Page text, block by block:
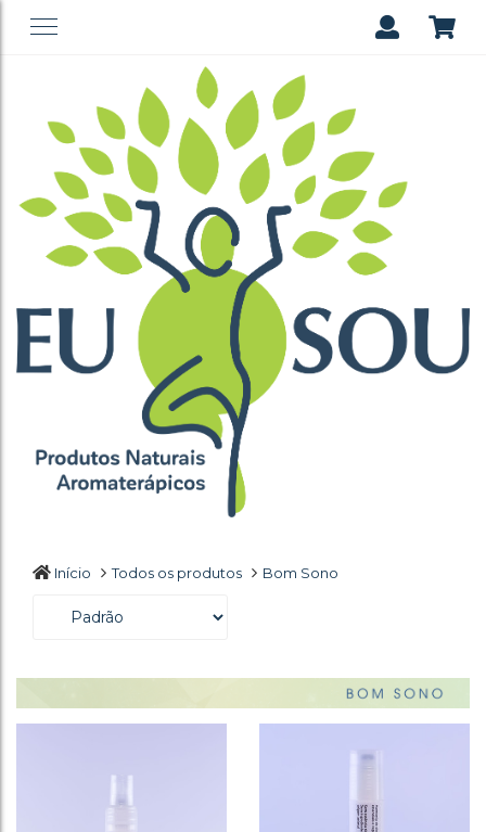
Início Todos os produtos Bom Sono